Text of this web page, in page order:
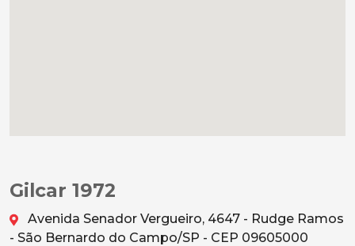
Gilcar 1972
Avenida Senador Vergueiro, 4647 - Rudge Ramos
- São Bernardo do Campo/SP - CEP 09605000